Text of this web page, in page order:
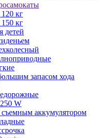
кг
кг
детей
запасом хода
W
аккумулятором